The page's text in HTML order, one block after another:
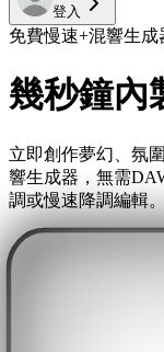
登入
免費慢速+混響生成
幾秒鐘內
立即創作夢幻、氛
響生成器，無需
調或慢速降調編輯。